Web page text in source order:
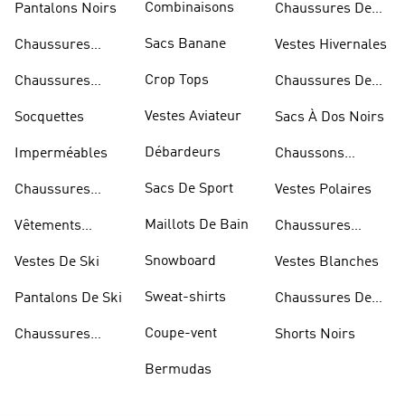
Pantalons Noirs
Chaussures
Chaussures
Socquettes
Imperméables
Chaussures
Vêtements
Vestes De Ski
Pantalons De Ski
Chaussures
Combinaisons
Sacs Banane
Crop Tops
Vestes Aviateur
Débardeurs
Sacs De Sport
Maillots De Bain
Snowboard
Sweat-shirts
Coupe-vent
Bermudas
Chaussures De
Vestes Hivernales
Chaussures De
Sacs À Dos Noirs
Chaussons
Vestes Polaires
Chaussures
Vestes Blanches
Chaussures De
Shorts Noirs